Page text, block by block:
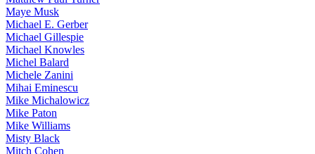
Maye Musk
Michael E. Gerber
Michael Gillespie
Michael Knowles
Michel Balard
Michele Zanini
Mihai Eminescu
Mike Michalowicz
Mike Paton
Mike Williams
Misty Black
Mitch Cohen